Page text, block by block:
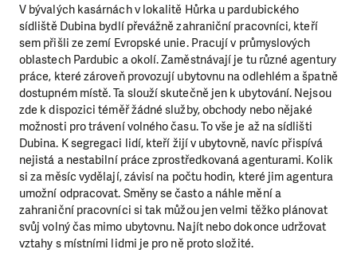
V bývalých kasárnách v lokalitě Hůrka u pardubického
sídliště Dubina bydlí převážně zahraniční pracovníci, kteří
sem přišli ze zemí Evropské unie. Pracují v průmyslových
oblastech Pardubic a okolí. Zaměstnávají je tu různé agentury
práce, které zároveň provozují ubytovnu na odlehlém a špatně
dostupném místě. Ta slouží skutečně jen k ubytování. Nejsou
zde k dispozici téměř žádné služby, obchody nebo nějaké
možnosti pro trávení volného času. To vše je až na sídlišti
Dubina. K segregaci lidí, kteří žijí v ubytovně, navíc přispívá
nejistá a nestabilní práce zprostředkovaná agenturami. Kolik
si za měsíc vydělají, závisí na počtu hodin, které jim agentura
umožní odpracovat. Směny se často a náhle mění a
zahraniční pracovníci si tak můžou jen velmi těžko plánovat
svůj volný čas mimo ubytovnu. Najít nebo dokonce udržovat
vztahy s místními lidmi je pro ně proto složité.